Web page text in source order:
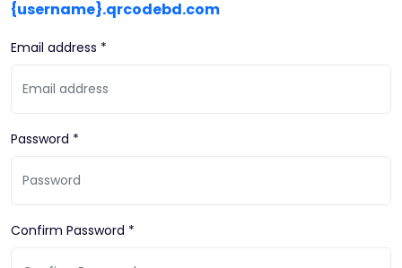
{username}.qrcodebd.com
Email address *
Password *
Confirm Password *